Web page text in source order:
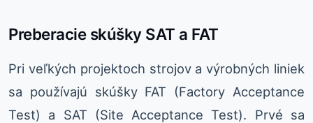
Preberacie skúšky SAT a FAT
Pri veľkých projektoch strojov a výrobných liniek
sa používajú skúšky FAT (Factory Acceptance
Test) a SAT (Site Acceptance Test). Prvé sa